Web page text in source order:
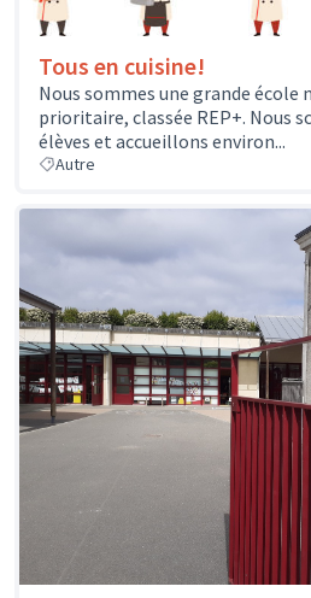
Tous en cuisine!
Nous sommes une grande
prioritaire, classée REP+. Nous
élèves et accueillons environ...
Autre